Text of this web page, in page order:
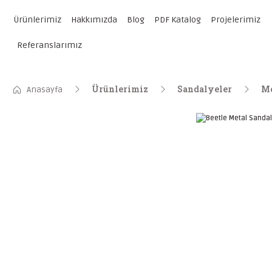
Ürünlerimiz Hakkımızda Blog PDF Katalog Projelerimiz
Referanslarımız
Anasayfa Ürünlerimiz Sandalyeler